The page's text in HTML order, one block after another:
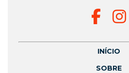
INÍCIO
SOBRE